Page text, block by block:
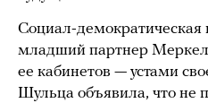
Социал-
младший партнер
ее кабинетов — устами
Шульца объявила, что не